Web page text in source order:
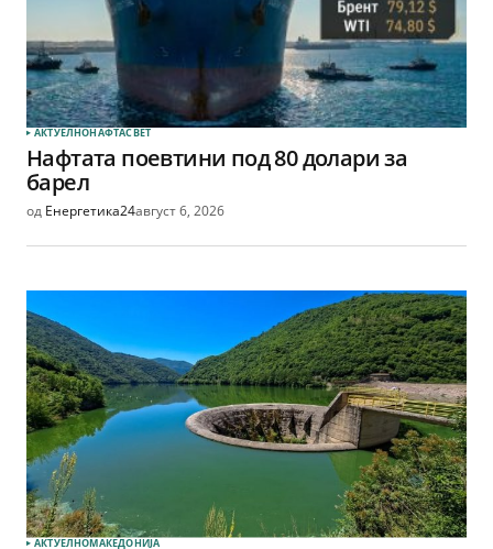
АКТУЕЛНОНАФТАСВЕТ
Нафтата поевтини под 80 долари за
барел
од Енергетика24август 6, 2026
АКТУЕЛНОМАКЕДОНИЈА